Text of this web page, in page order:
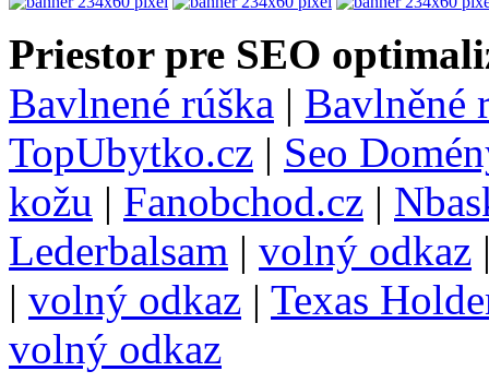
Priestor pre SEO
Bavlnené rúška | Bavlněné
TopUbytko.cz | Seo
kožu | Fanobchod.cz |
Lederbalsam | volný odkaz
| volný odkaz | Texas
volný odkaz